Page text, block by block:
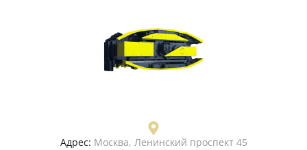
Адрес: Москва, Ленинский проспект 45